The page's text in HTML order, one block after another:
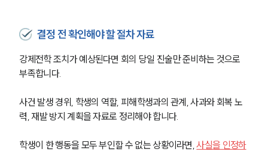
결정 전 확인해야 할 절차 자료
강제전학 조치가 예상된다면 회의 당일 진술만 준비하는 것으로
부족합니다.
사건 발생 경위, 학생의 역할, 피해학생과의 관계, 사과와 회복 노
력, 재발 방지 계획을 자료로 정리해야 합니다.
학생이 한 행동을 모두 부인할 수 없는 상황이라면, 사실을 인정하